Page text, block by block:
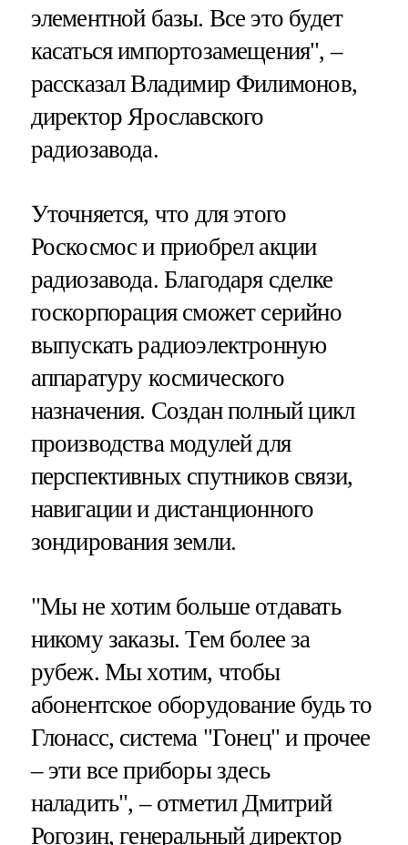
элементной базы. Все это будет
касаться импортозамещения", –
рассказал Владимир Филимонов,
директор Ярославского
радиозавода.
Уточняется, что для этого
Роскосмос и приобрел акции
радиозавода. Благодаря сделке
госкорпорация сможет серийно
выпускать радиоэлектронную
аппаратуру космического
назначения. Создан полный цикл
производства модулей для
перспективных спутников связи,
навигации и дистанционного
зондирования земли.
"Мы не хотим больше отдавать
никому заказы. Тем более за
рубеж. Мы хотим, чтобы
абонентское оборудование будь то
Глонасс, система "Гонец" и прочее
– эти все приборы здесь
наладить", – отметил Дмитрий
Рогозин, генеральный директор